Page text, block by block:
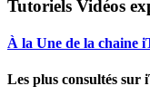
Tutoriels Vidéos
À la Une de la chaine
Les plus consultés sur